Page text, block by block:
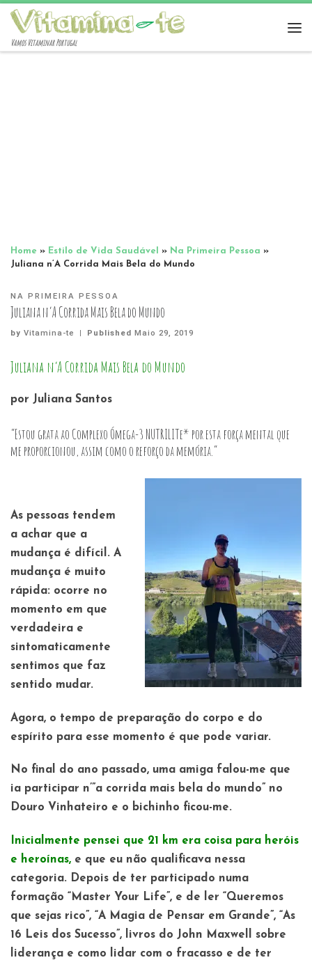
Vamos Vitaminar Portugal
Home » Estilo de Vida Saudável » Na Primeira Pessoa »
Juliana n’A Corrida Mais Bela do Mundo
NA PRIMEIRA PESSOA
Juliana n’A Corrida Mais Bela do Mundo
by Vitamina-te | PublishedMaio 29, 2019
Juliana n’A Corrida Mais Bela do Mundo
por Juliana Santos
“Estou grata ao Complexo Ómega-3 NUTRILITe* por esta força mental que
me proporcionou, assim como o reforço da memória.”
As pessoas tendem
a achar que a
mudança é difícil. A
mudança é muito
rápida: ocorre no
momento em que
verdadeira e
sintomaticamente
sentimos que faz
sentido mudar.
Agora, o tempo de preparação do corpo e do
espírito para esse momento é que pode variar.
No final do ano passado, uma amiga falou-me que
ia participar n’”a corrida mais bela do mundo” no
Douro Vinhateiro e o bichinho ficou-me.
Inicialmente pensei que 21 km era coisa para heróis
e heroínas, e que eu não qualificava nessa
categoria. Depois de ter participado numa
formação “Master Your Life”, e de ler “Queremos
que sejas rico”, “A Magia de Pensar em Grande”, “As
16 Leis dos Sucesso”, livros do John Maxwell sobre
liderança e como lidar com o fracasso e de ter